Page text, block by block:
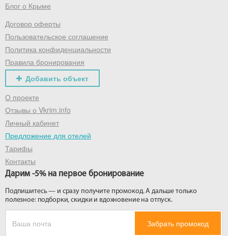
Блог о Крыме
Договор оферты
Пользовательское соглашение
Политика конфиденциальности
Правила бронирования
Добавить объект
О проекте
Отзывы о Vkrim.info
Личный кабинет
Предложение для отелей
Тарифы
Контакты
Дарим -5% на первое бронирование
Подпишитесь — и сразу получите промокод. А дальше только
полезное: подборки, скидки и вдохновение на отпуск.
Забрать промокод